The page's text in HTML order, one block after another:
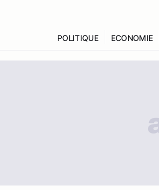
POLITIQUE ECONOMIE